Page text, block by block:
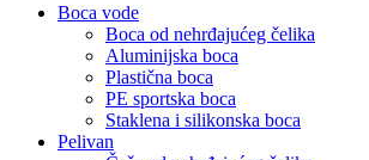
Boca vode
Boca od nehrđajućeg čelika
Aluminijska boca
Plastična boca
PE sportska boca
Staklena i silikonska boca
Pelivan